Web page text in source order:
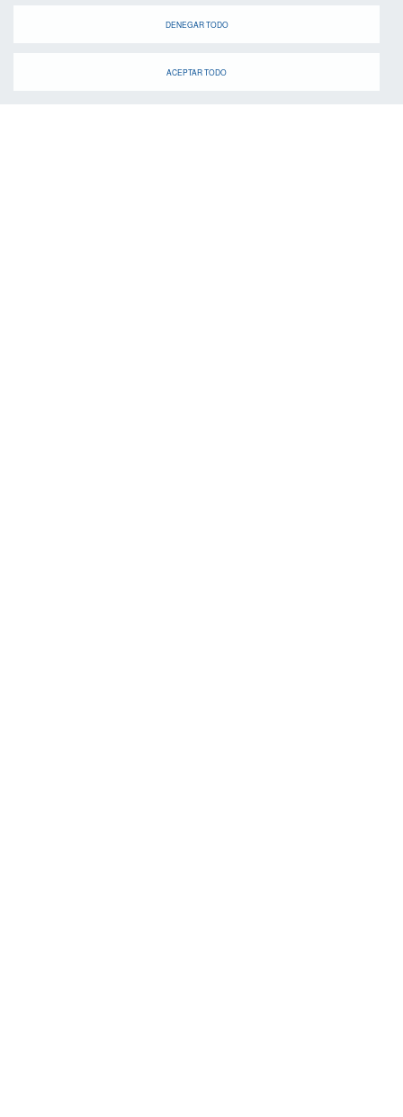
DENEGAR TODO
ACEPTAR TODO